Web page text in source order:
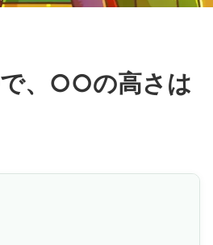
で、○○の高さは